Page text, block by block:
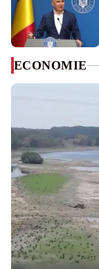
ECONOMIE